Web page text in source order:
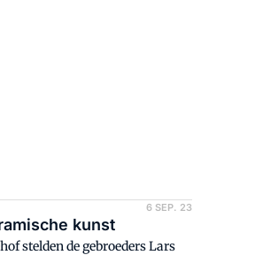
6 SEP. 23
kunst
stelden de gebroeders Lars